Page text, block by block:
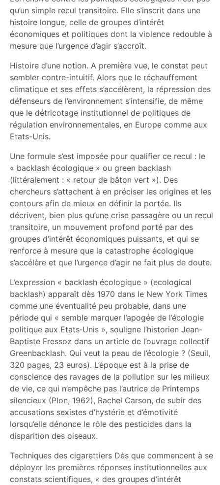
qu’un simple recul transitoire. Elle s’inscrit dans une
histoire longue, celle de groupes d’intérêt
économiques et politiques dont la violence redouble à
mesure que l’urgence d’agir s’accroît.
Histoire d’une notion. A première vue, le constat peut
sembler contre-intuitif. Alors que le réchauffement
climatique et ses effets s’accélèrent, la répression des
défenseurs de l’environnement s’intensifie, de même
que le détricotage institutionnel de politiques de
régulation environnementales, en Europe comme aux
Etats-Unis.
Une formule s’est imposée pour qualifier ce recul : le
« backlash écologique » ou green backlash
(littéralement : « retour de bâton vert »). Des
chercheurs s’attachent à en préciser les origines et les
contours afin de mieux en définir la portée. Ils
décrivent, bien plus qu’une crise passagère ou un recul
transitoire, un mouvement profond porté par des
groupes d’intérêt économiques puissants, et qui se
renforce à mesure que la catastrophe écologique
s’accélère et que l’urgence d’agir ne fait plus de doute.
L’expression « backlash écologique » (ecological
backlash) apparaît dès 1970 dans le New York Times
comme une éventualité peu probable, dans une
période qui « semble marquer l’apogée de l’écologie
politique aux Etats‑Unis », souligne l’historien Jean-
Baptiste Fressoz dans un article de l’ouvrage collectif
Greenbacklash. Qui veut la peau de l’écologie ? (Seuil,
320 pages, 23 euros). L’époque est à la prise de
conscience des ravages de la pollution sur les milieux
de vie, ce qui n’empêche pas l’autrice de Printemps
silencieux (Plon, 1962), Rachel Carson, de subir des
accusations sexistes d’hystérie et d’émotivité
lorsqu’elle dénonce le rôle des pesticides dans la
disparition des oiseaux.
Techniques des cigarettiers Dès que commencent à se
déployer les premières réponses institutionnelles aux
constats scientifiques, « des groupes d’intérêt